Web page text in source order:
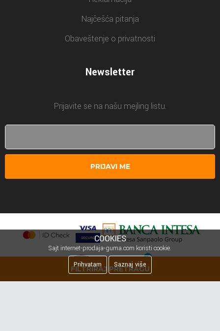
FILTRIRAJ PRETRAGU
Najčešća pitanja
Obaveštenje o privatnosti
Newsletter
Prijavite se na našu mejling listu.
PRIJAVI ME
COOKIES
Sajt internet-prodaja-guma.com koristi cookie.
Prihvatam
Saznaj više